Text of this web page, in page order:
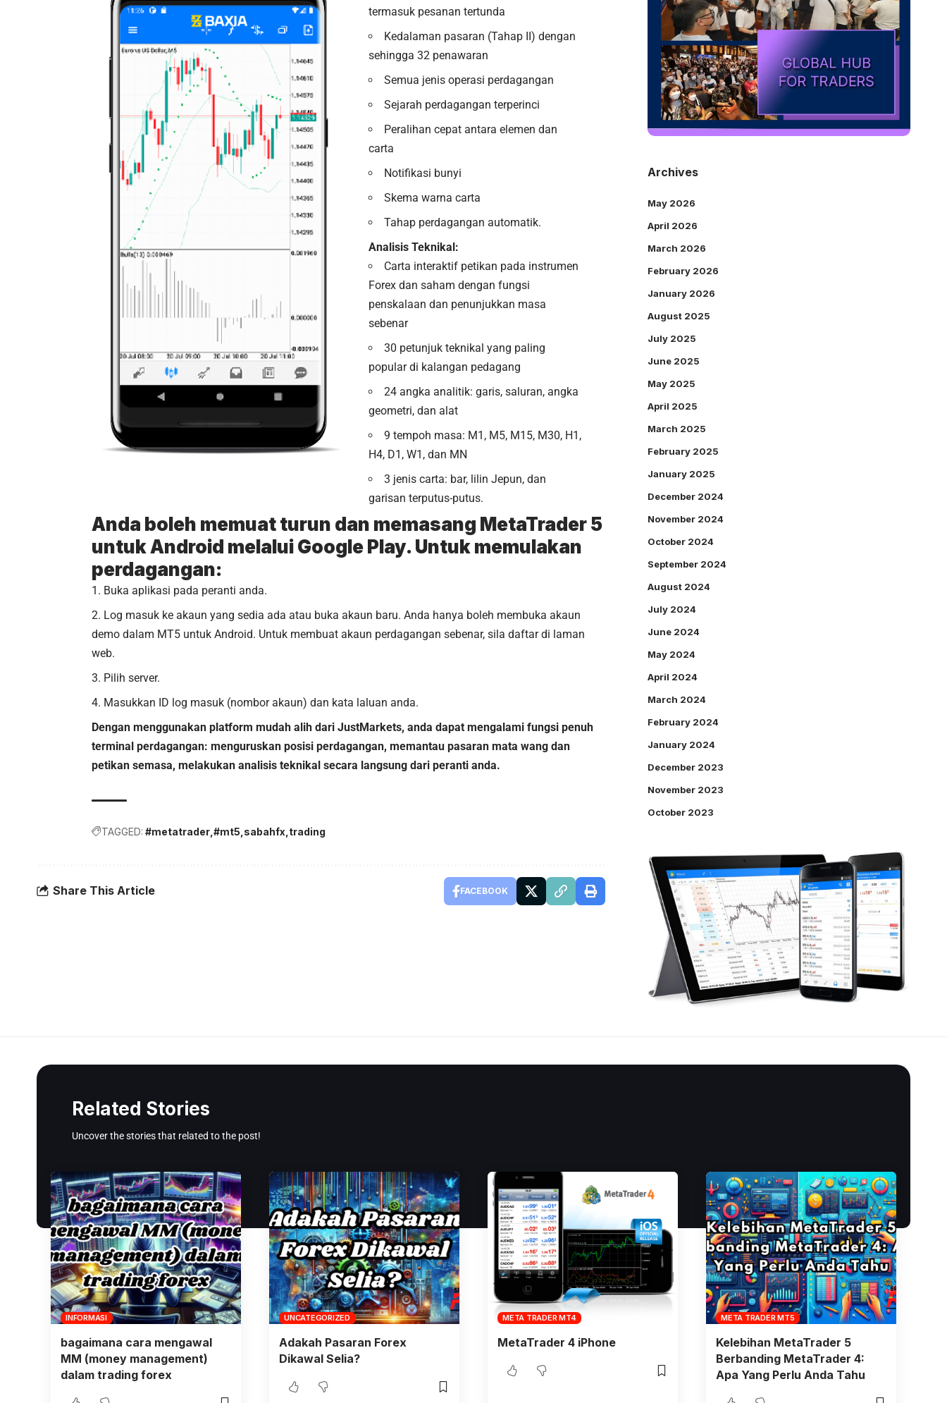
termasuk pesanan tertunda
Kedalaman pasaran (Tahap II) dengan
sehingga 32 penawaran
Semua jenis operasi perdagangan
Sejarah perdagangan terperinci
Peralihan cepat antara elemen dan
carta
Notifikasi bunyi
Skema warna carta
Tahap perdagangan automatik.
Analisis Teknikal:
Carta interaktif petikan pada instrumen
Forex dan saham dengan fungsi
penskalaan dan penunjukkan masa
sebenar
30 petunjuk teknikal yang paling
popular di kalangan pedagang
24 angka analitik: garis, saluran, angka
geometri, dan alat
9 tempoh masa: M1, M5, M15, M30, H1,
H4, D1, W1, dan MN
3 jenis carta: bar, lilin Jepun, dan
garisan terputus-putus.
Anda boleh memuat turun dan memasang MetaTrader 5
untuk Android melaluiGoogle Play. Untuk memulakan
perdagangan:
Buka aplikasi pada peranti anda.
Log masuk ke akaun yang sedia ada atau buka akaun baru. Anda hanya boleh membuka akaun
demo dalam MT5 untuk Android. Untuk membuat akaun perdagangan sebenar, sila daftar di laman
web.
Pilih server.
Masukkan ID log masuk (nombor akaun) dan kata laluan anda.
Dengan menggunakan platform mudah alih dari JustMarkets, anda dapat mengalami fungsi penuh
terminal perdagangan: menguruskan posisi perdagangan, memantau pasaran mata wang dan
petikan semasa, melakukan analisis teknikal secara langsung dari peranti anda.
TAGGED: #metatrader #mt5 sabahfx trading
Share This Article FACEBOOK
Archives
May 2026
April 2026
March 2026
February 2026
January 2026
August 2025
July 2025
June 2025
May 2025
April 2025
March 2025
February 2025
January 2025
December 2024
November 2024
October 2024
September 2024
August 2024
July 2024
June 2024
May 2024
April 2024
March 2024
February 2024
January 2024
December 2023
November 2023
October 2023
Related Stories
Uncover the stories that related to the post!
INFORMASI
bagaimana cara mengawal
MM (money management)
dalam trading forex
UNCATEGORIZED
Adakah Pasaran Forex
Dikawal Selia?
META TRADER MT4
MetaTrader 4 iPhone
META TRADER MT5
Kelebihan MetaTrader 5
Berbanding MetaTrader 4:
Apa Yang Perlu Anda Tahu